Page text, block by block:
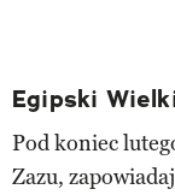
Egipski
Pod koniec
Zazu,